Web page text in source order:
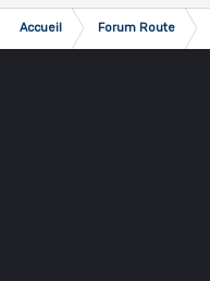
Accueil Forum Route